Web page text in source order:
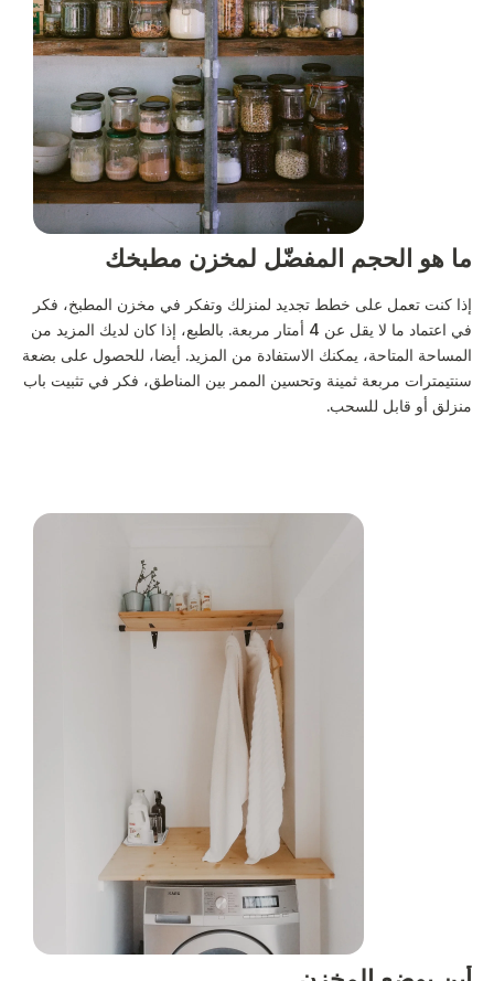
ما هو الحجم المفضّل لمخزن مطبخك
إذا كنت تعمل على خطط تجديد لمنزلك وتفكر في مخزن المطبخ، فكر
في اعتماد ما لا يقل عن 4 أمتار مربعة. بالطبع، إذا كان لديك المزيد من
المساحة المتاحة، يمكنك الاستفادة من المزيد. أيضا، للحصول على بضعة
سنتيمترات مربعة ثمينة وتحسين الممر بين المناطق، فكر في تثبيت باب
منزلق أو قابل للسحب.